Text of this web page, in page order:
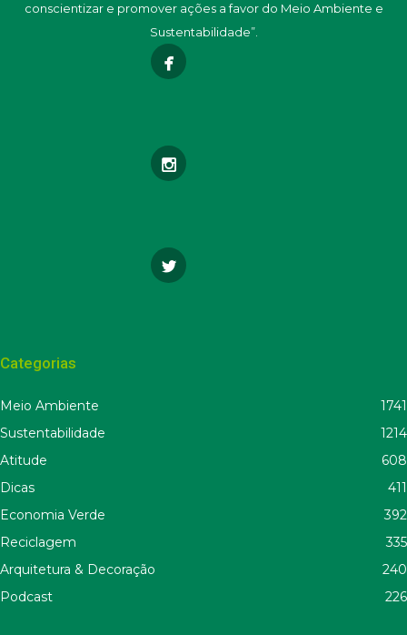
conscientizar e promover ações a favor do Meio Ambiente e
Sustentabilidade”.
Categorias
Meio Ambiente
1741
Sustentabilidade
1214
Atitude
608
Dicas
411
Economia Verde
392
Reciclagem
335
Arquitetura & Decoração
240
Podcast
226